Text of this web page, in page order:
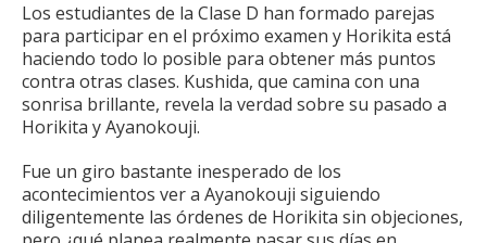
Los estudiantes de la Clase D han formado parejas
para participar en el próximo examen y Horikita está
haciendo todo lo posible para obtener más puntos
contra otras clases. Kushida, que camina con una
sonrisa brillante, revela la verdad sobre su pasado a
Horikita y Ayanokouji.
Fue un giro bastante inesperado de los
acontecimientos ver a Ayanokouji siguiendo
diligentemente las órdenes de Horikita sin objeciones,